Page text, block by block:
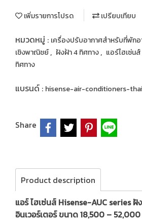
เพิ่มรายการโปรด เปรียบเทียบ
หมวดหมู่ : เครื่องปรับอากาศสำหรับที่พัก
เชิงพาณิชย์, ฝังฝ้า 4 ทิศทาง, แอร์ไฮเซ่น
ทิศทาง
แบรนด์ : hisense-air-conditioners-
Share
Product description
แอร์ ไฮเซ่นส์ Hisense-AUC series ฝั
อินเวอร์เตอร์ ขนาด 18,500 –